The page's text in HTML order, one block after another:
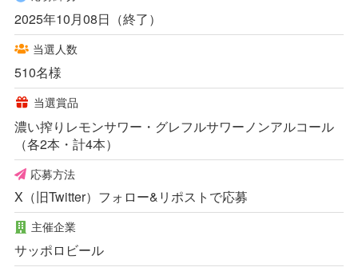
2025年10月08日（終了）
当選人数
510名様
当選賞品
濃い搾りレモンサワー・グレフルサワーノンアルコール
（各2本・計4本）
応募方法
X（旧Twitter）フォロー&リポストで応募
主催企業
サッポロビール